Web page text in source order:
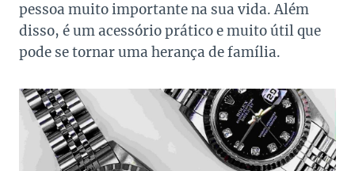
pessoa muito importante na sua vida. Além
disso, é um acessório prático e muito útil que
pode se tornar uma herança de família.